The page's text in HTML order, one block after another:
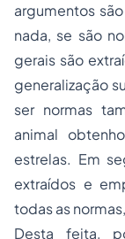
argumentos
nada, se são
gerais são
generalização
ser normas
animal
estrelas. Em
extraídos e
todas as
Desta feita,